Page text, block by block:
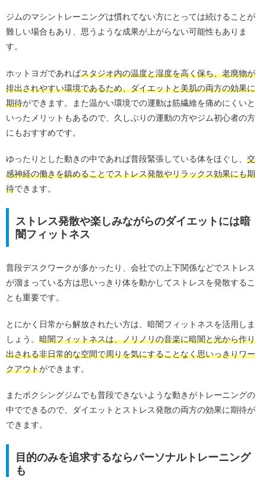
ジムのマシントレーニングは慣れてない方にとっては続けることが
難しい場合もあり、思うような成果が上がらない可能性もありま
す。
ホットヨガであればスタジオ内の温度と湿度を高く保ち、老廃物が
排出されやすい環境であるため、ダイエットと美肌の両方の効果に
期待ができます。また温かい環境での運動は筋繊維を痛めにくいと
いったメリットもあるので、久しぶりの運動の方やジム初心者の方
にもおすすめです。
ゆったりとした動きの中であれば普段緊張している体をほぐし、 交
感神経の働きを鎮めることでストレス発散やリラックス効果にも期
待できます。
ストレス発散や楽しみながらのダイエットには暗
闇フィットネス
普段デスクワークが多かったり、会社での上下関係などでストレス
が溜まっている方は思いっきり体を動かしてストレスを発散するこ
とも重要です。
とにかく日常から解放されたい方は、暗闇フィットネスを活用しま
しょう。 暗闇フィットネスは、ノリノリの音楽に暗闇と光から作り
出される非日常的な空間で周りを気にすることなく思いっきりワー
クアウトができます。
またボクシングジムでも普段できないような動きがトレーニングの
中でできるので、ダイエットとストレス発散の両方の効果に期待が
できます。
目的のみを追求するならパーソナルトレーニング
も